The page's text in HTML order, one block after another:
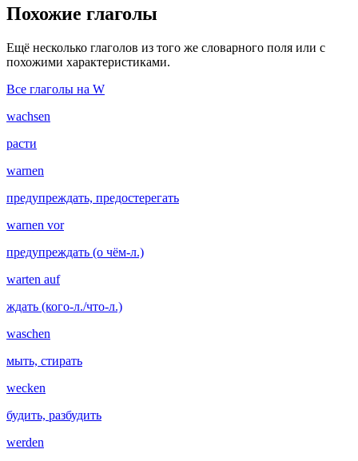
Похожие глаголы
Ещё несколько глаголов из того же словарного поля или с
похожими характеристиками.
Все глаголы на W
wachsen
расти
warnen
предупреждать, предостерегать
warnen vor
предупреждать (о чём-л.)
warten auf
ждать (кого-л./что-л.)
waschen
мыть, стирать
wecken
будить, разбудить
werden